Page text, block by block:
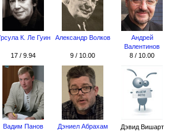
К. Ле Гуин
17 / 9.94
Александр Волков
9 / 10.00
Андрей
Валентинов
8 / 10.00
Вадим Панов Дэниел Абрахам Дэвид Вишарт